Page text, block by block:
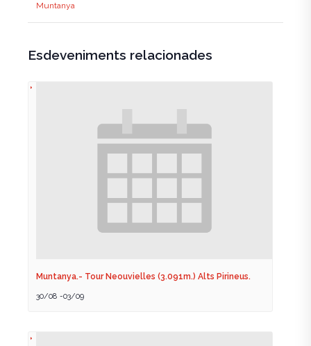
Muntanya
Esdeveniments relacionades
Muntanya.- Tour Neouvielles (3.091m.) Alts Pirineus.
30/08 -03/09